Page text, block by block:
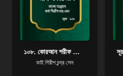
১০৮. কোরআন শরীফ বাংলা অনুবাদ - সূরা আল-কাওসার
ভাই গিরীশ চন্দ্র সেন